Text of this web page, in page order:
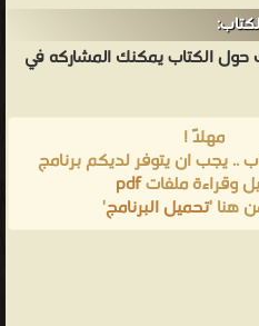
الكتاب يمكنك المشاركه في
مهلاً !
.. يجب ان يتوفر لديكم برنامج
وقراءة ملفاتpdf
هنا 'تحميل البرنامج'